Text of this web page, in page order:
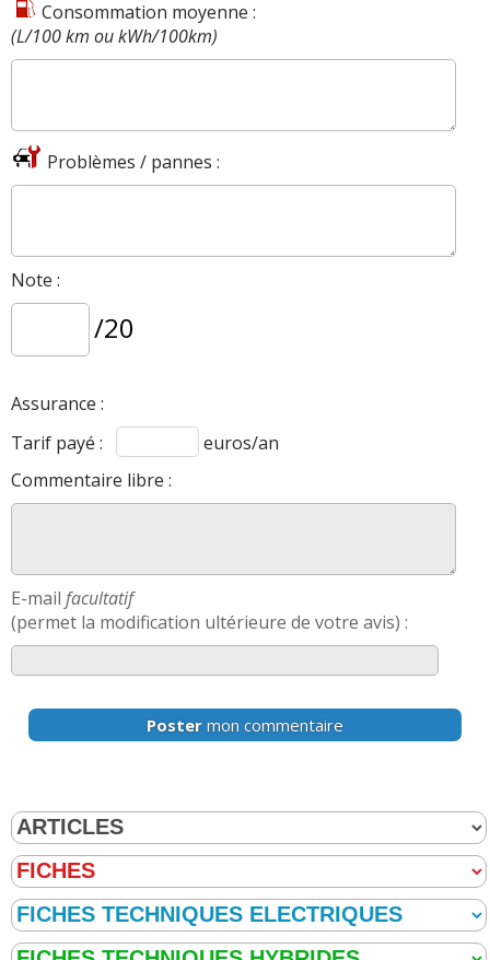
Consommation moyenne :
(L/100 km ou kWh/100km)
Problèmes / pannes :
Note :
/20
Assurance :
Tarif payé :
euros/an
Commentaire libre :
E-mail facultatif
(permet la modification ultérieure de votre avis) :
Poster mon commentaire